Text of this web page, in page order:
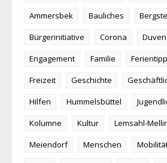
Ammersbek
Bauliches
Bürgerinitiative
Corona
Engagement
Familie Ferientipp
Freizeit
Geschichte
Hilfen
Hummelsbüttel
Kolumne
Kultur
Lemsahl-
Meiendorf
Menschen